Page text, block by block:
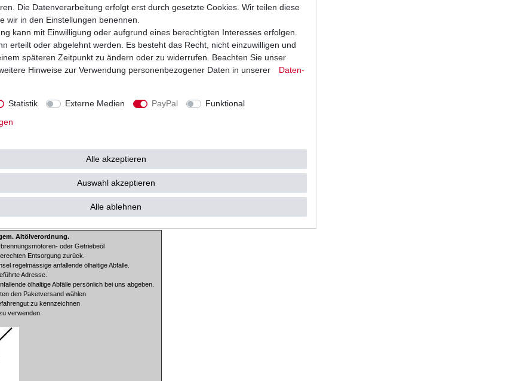
Star
Erstausrüsterqualität.
von EMGO, Meiwa, UFI, Mahle,
Hiflo.
und werden ständig kontrolliert.
garantiert.
zufrieden sind.
Altölverordnung.
oder Getriebeöl
Entsorgung zurück.
regelmässige anfallende ölhaltige Abfälle.
Adresse.
ölhaltige Abfälle persönlich bei uns abgeben.
den Paketversand wählen.
zu kennzeichnen
verwenden.
Die Datenverarbeitung erfolgt erst durch gesetzte Cookies. Wir teilen diese
wir in den Einstellungen benennen.
kann mit Einwilligung oder aufgrund eines berechtigten Interesses erfolgen.
erteilt oder abgelehnt werden. Es besteht das Recht, nicht einzuwilligen und
späteren Zeitpunkt zu ändern oder zu widerrufen. Beachten Sie unser
Hinweise zur Verwendung personenbezogener Daten in unserer
Daten­
Statistik Externe Medien PayPal
Funktional
Alle akzeptieren
Auswahl akzeptieren
Alle ablehnen